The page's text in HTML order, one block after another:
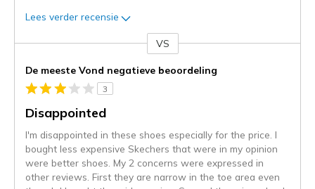
Lees verder recensie
content
wordt
momenteel
gemigreerd
de
niejee
page_id.
VS
De meeste Vond negatieve beoordeling
3
Disappointed
I'm disappointed in these shoes especially for the price. I
bought less expensive Skechers that were in my opinion
were better shoes. My 2 concerns were expressed in
other reviews. First they are narrow in the toe area even